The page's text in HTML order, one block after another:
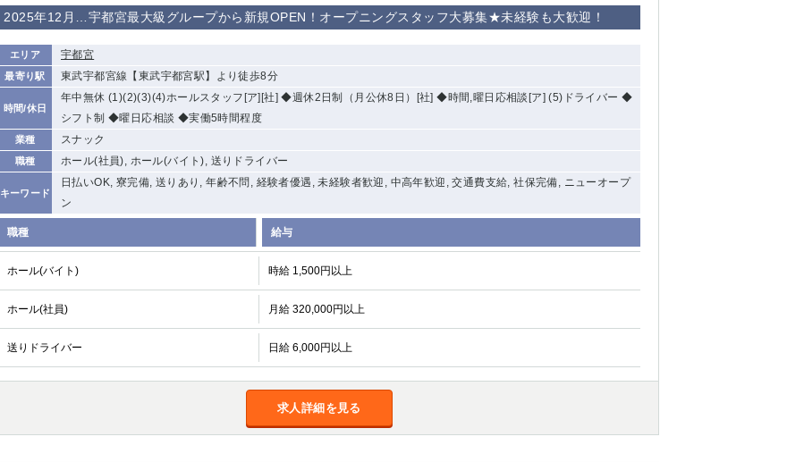
2025年12月…宇都宮最大級グループから新規OPEN！オープニングスタッフ大募集★未経験も大歓迎！
エリア 宇都宮
最寄り駅 東武宇都宮線【東武宇都宮駅】より徒歩8分
時間/休日
年中無休 (1)(2)(3)(4)ホールスタッフ[ア][社] ◆週休2日制（月公休8日）[社] ◆時間,曜日応相談[ア] (5)ドライバー ◆
シフト制 ◆曜日応相談 ◆実働5時間程度
業種 スナック
職種 ホール(社員), ホール(バイト), 送りドライバー
キーワード
日払いOK, 寮完備, 送りあり, 年齢不問, 経験者優遇, 未経験者歓迎, 中高年歓迎, 交通費支給, 社保完備, ニューオープ
ン
職種 給与
ホール(バイト) 時給 1,500円以上
ホール(社員) 月給 320,000円以上
送りドライバー 日給 6,000円以上
求人詳細を見る